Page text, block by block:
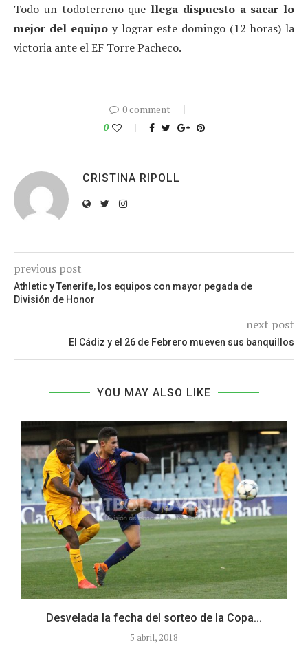
Todo un todoterreno que llega dispuesto a sacar lo
mejor del equipo y lograr este domingo (12 horas) la
victoria ante el EF Torre Pacheco.
0 comment
0
CRISTINA RIPOLL
previous post
Athletic y Tenerife, los equipos con mayor pegada de
División de Honor
next post
El Cádiz y el 26 de Febrero mueven sus banquillos
YOU MAY ALSO LIKE
Desvelada la fecha del sorteo de la Copa...
5 abril, 2018